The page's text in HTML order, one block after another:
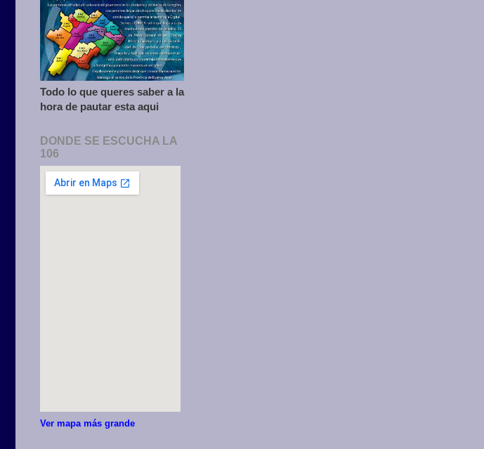
Todo lo que queres saber a la
hora de pautar esta aqui
DONDE SE ESCUCHA LA
106
Ver mapa más grande